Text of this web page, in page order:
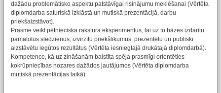
dažādu problemātisko aspektu patstāvīgai risinājumu meklēšanai (Vērtēta
diplomdarba saturiskā izklāstā un mutiskā prezentācijā, darbu
priekšaizstāvot).
Prasme veikt pētnieciska rakstura eksperimentus, lai uz to bāzes izdarītu
pamatotus slēdzienus, izvirzītu priekšlikumus, prezentētu un publiski
aizstāvētu iegūtos rezultātus (Vērtēta iesniegtajā drukātajā diplomdarbā).
Kompetence, kā uz zināšanām balstīta spēja prasmīgi orientēties
kokrūpniecības nozares dažādos jautājumos (Vērtēta diplomdarba
mutiskā prezentācijas laikā).